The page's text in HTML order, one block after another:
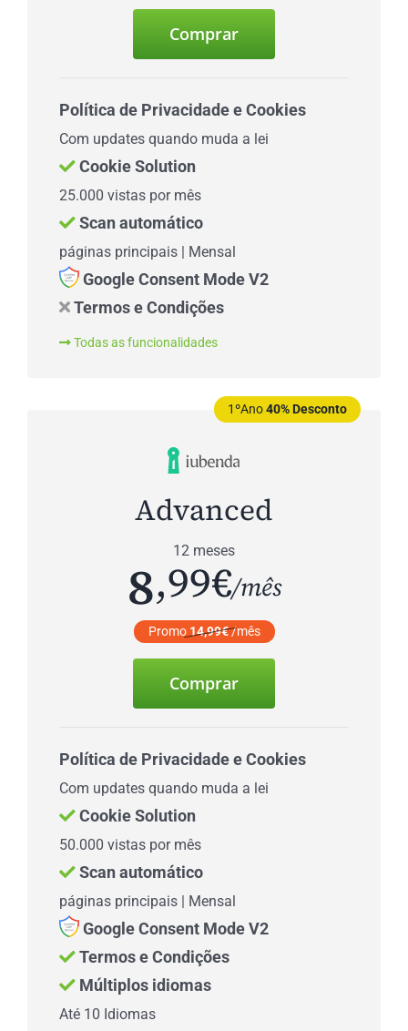
Comprar
Política de Privacidade e Cookies
Com updates quando muda a lei
Cookie Solution
25.000 vistas por mês
Scan automático
páginas principais | Mensal
Google Consent Mode V2
Termos e Condições
Todas as funcionalidades
1ºAno40% Desconto
Advanced
12 meses
8,99€/mês
Promo 14,99€/mês
Comprar
Política de Privacidade e Cookies
Com updates quando muda a lei
Cookie Solution
50.000 vistas por mês
Scan automático
páginas principais | Mensal
Google Consent Mode V2
Termos e Condições
Múltiplos idiomas
Até 10 Idiomas